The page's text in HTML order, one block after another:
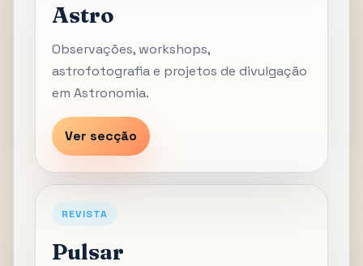
Astro
Observações, workshops,
astrofotografia e projetos de divulgação
em Astronomia.
Ver secção
REVISTA
Pulsar